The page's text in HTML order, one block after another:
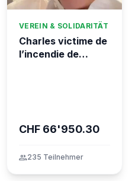
VEREIN & SOLIDARITÄT
Charles victime de
l’incendie de
CHF 66'950.30
group235 Teilnehmer